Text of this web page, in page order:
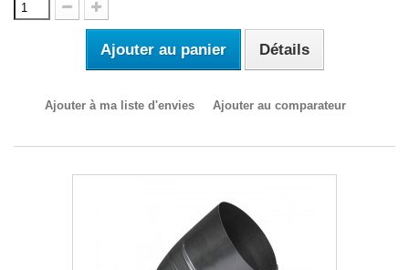
Ajouter au panier Détails
Ajouter à ma liste d'envies Ajouter au comparateur